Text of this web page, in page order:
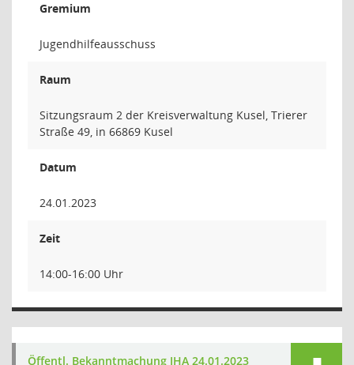
Gremium
Jugendhilfeausschuss
Raum
Sitzungsraum 2 der Kreisverwaltung Kusel, Trierer
Straße 49, in 66869 Kusel
Datum
24.01.2023
Zeit
14:00-16:00 Uhr
Öffentl. Bekanntmachung JHA 24.01.2023